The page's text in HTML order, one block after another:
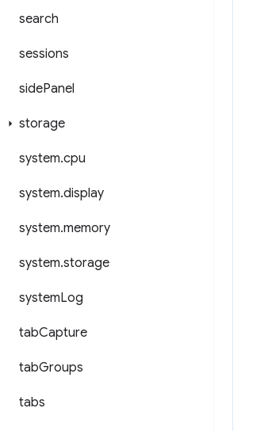
search
sessions
sidePanel
storage
system.cpu
system.display
system.memory
system.storage
systemLog
tabCapture
tabGroups
tabs